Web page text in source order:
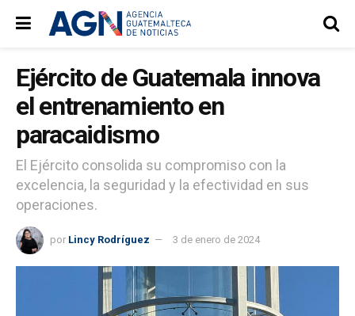
Ejército de Guatemala innova
el entrenamiento en
paracaidismo
El Ejército consolida su compromiso con la
excelencia, la seguridad y la efectividad en sus
operaciones.
por Lincy Rodríguez 3 de enero de 2024